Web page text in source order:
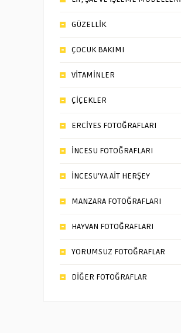
GÜZELLİK
ÇOCUK BAKIMI
VİTAMİNLER
ÇİÇEKLER
ERCİYES FOTOĞRAFLARI
İNCESU FOTOĞRAFLARI
İNCESU’YA AİT HERŞEY
MANZARA FOTOĞRAFLARI
HAYVAN FOTOĞRAFLARI
YORUMSUZ FOTOĞRAFLAR
DİĞER FOTOĞRAFLAR